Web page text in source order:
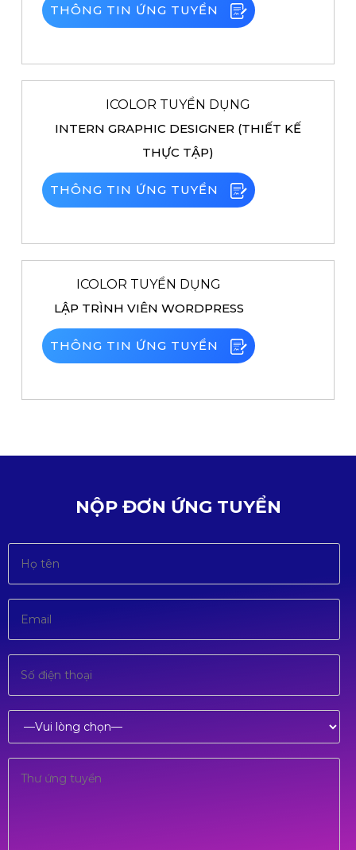
THÔNG TIN ỨNG TUYỂN
ICOLOR TUYỂN DỤNG
INTERN GRAPHIC DESIGNER (THIẾT KẾ
THỰC TẬP)
THÔNG TIN ỨNG TUYỂN
ICOLOR TUYỂN DỤNG
LẬP TRÌNH VIÊN WORDPRESS
THÔNG TIN ỨNG TUYỂN
NỘP ĐƠN ỨNG TUYỂN